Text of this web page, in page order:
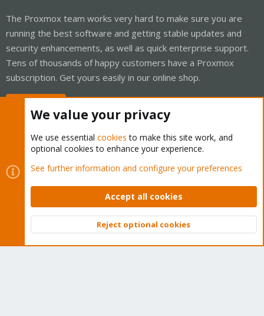
The Proxmox team works very hard to make sure you are
running the best software and getting stable updates and
security enhancements, as well as quick enterprise support.
Tens of thousands of happy customers have a Proxmox
subscription. Get yours easily in our online shop.
Cookies
Proxmox Support Forum - Light Mode
Contact us
Terms and rules Privacy policy Help Home
Community platform by XenForo © 2010-2026 XenForo Ltd.
Top
We value your privacy
We use essential cookies to make this site work, and
optional cookies to enhance your experience.
See further information and configure your preferences
Accept all cookies
Reject optional cookies